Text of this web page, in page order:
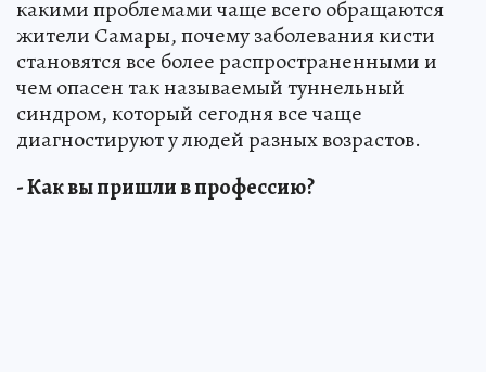
какими проблемами чаще всего обращаются
жители Самары, почему заболевания кисти
становятся все более распространенными и
чем опасен так называемый туннельный
синдром, который сегодня все чаще
диагностируют у людей разных возрастов.
- Как вы пришли в профессию?